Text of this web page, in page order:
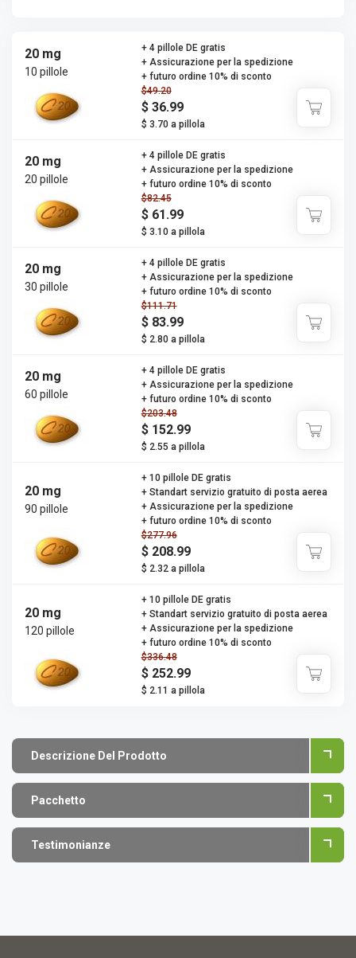
20 mg
10 pillole
$49.20
$ 36.99
$ 3.70 a pillola
+ 4 pillole DE gratis
+ Assicurazione per la spedizione
+ futuro ordine 10% di sconto
20 mg
20 pillole
$82.45
$ 61.99
$ 3.10 a pillola
+ 4 pillole DE gratis
+ Assicurazione per la spedizione
+ futuro ordine 10% di sconto
20 mg
30 pillole
$111.71
$ 83.99
$ 2.80 a pillola
+ 4 pillole DE gratis
+ Assicurazione per la spedizione
+ futuro ordine 10% di sconto
20 mg
60 pillole
$203.48
$ 152.99
$ 2.55 a pillola
+ 4 pillole DE gratis
+ Assicurazione per la spedizione
+ futuro ordine 10% di sconto
20 mg
90 pillole
$277.96
$ 208.99
$ 2.32 a pillola
+ 10 pillole DE gratis
+ Standart servizio gratuito di posta aerea
+ Assicurazione per la spedizione
+ futuro ordine 10% di sconto
20 mg
120 pillole
$336.48
$ 252.99
$ 2.11 a pillola
+ 10 pillole DE gratis
+ Standart servizio gratuito di posta aerea
+ Assicurazione per la spedizione
+ futuro ordine 10% di sconto
Descrizione Del Prodotto
Pacchetto
Testimonianze